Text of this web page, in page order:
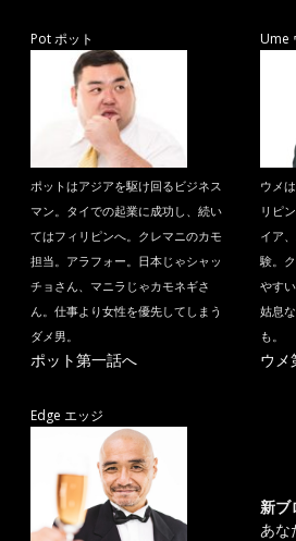
Pot ポット
ポットはアジアを駆け回るビジネス
マン。タイでの起業に成功し、続い
てはフィリピンへ。クレマニのカモ
担当。アラフォー。日本じゃシャッ
チョさん、マニラじゃカモネギさ
ん。仕事より女性を優先してしまう
ダメ男。
ポット第一話へ
Ume
ウメ
リピ
イア
験。
やす
姑息
も。
ウメ
Edge エッジ
新ブ
あな